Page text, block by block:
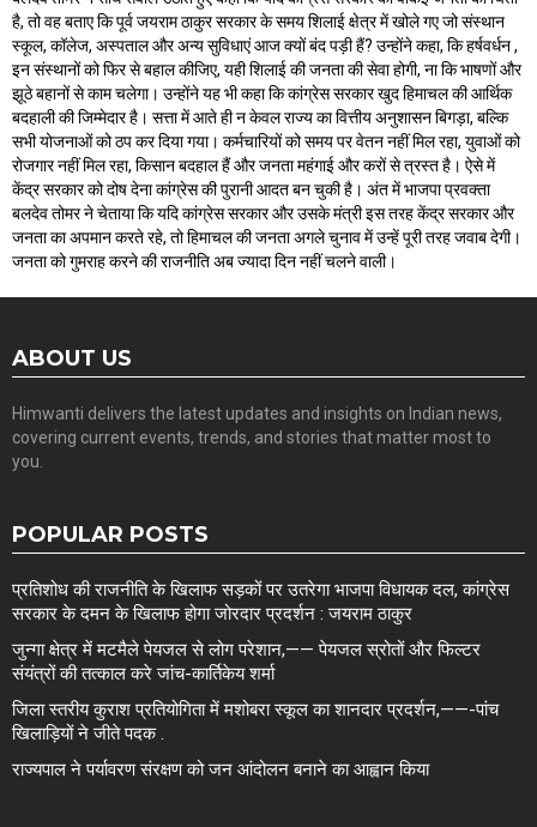
है, तो वह बताए कि पूर्व जयराम ठाकुर सरकार के समय शिलाई क्षेत्र में खोले गए जो संस्थान
स्कूल, कॉलेज, अस्पताल और अन्य सुविधाएं आज क्यों बंद पड़ी हैं? उन्होंने कहा, कि हर्षवर्धन ,
इन संस्थानों को फिर से बहाल कीजिए, यही शिलाई की जनता की सेवा होगी, ना कि भाषणों और
झूठे बहानों से काम चलेगा। उन्होंने यह भी कहा कि कांग्रेस सरकार खुद हिमाचल की आर्थिक
बदहाली की जिम्मेदार है। सत्ता में आते ही न केवल राज्य का वित्तीय अनुशासन बिगड़ा, बल्कि
सभी योजनाओं को ठप कर दिया गया। कर्मचारियों को समय पर वेतन नहीं मिल रहा, युवाओं को
रोजगार नहीं मिल रहा, किसान बदहाल हैं और जनता महंगाई और करों से त्रस्त है। ऐसे में
केंद्र सरकार को दोष देना कांग्रेस की पुरानी आदत बन चुकी है। अंत में भाजपा प्रवक्ता
बलदेव तोमर ने चेताया कि यदि कांग्रेस सरकार और उसके मंत्री इस तरह केंद्र सरकार और
जनता का अपमान करते रहे, तो हिमाचल की जनता अगले चुनाव में उन्हें पूरी तरह जवाब देगी।
जनता को गुमराह करने की राजनीति अब ज्यादा दिन नहीं चलने वाली।
ABOUT US
Himwanti delivers the latest updates and insights on Indian news,
covering current events, trends, and stories that matter most to
you.
POPULAR POSTS
प्रतिशोध की राजनीति के खिलाफ सड़कों पर उतरेगा भाजपा विधायक दल, कांग्रेस
सरकार के दमन के खिलाफ होगा जोरदार प्रदर्शन : जयराम ठाकुर
जुन्गा क्षेत्र में मटमैले पेयजल से लोग परेशान,—— पेयजल स्रोतों और फिल्टर
संयंत्रों की तत्काल करे जांच-कार्तिकेय शर्मा
जिला स्तरीय कुराश प्रतियोगिता में मशोबरा स्कूल का शानदार प्रदर्शन,——-पांच
खिलाड़ियों ने जीते पदक .
राज्यपाल ने पर्यावरण संरक्षण को जन आंदोलन बनाने का आह्वान किया